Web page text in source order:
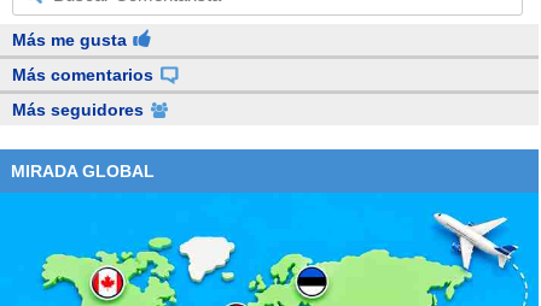
Más me gusta
Más comentarios
Más seguidores
MIRADA GLOBAL